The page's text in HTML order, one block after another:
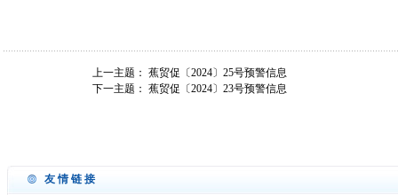
上一主题： 蕉贸促〔2024〕25号预警信息
下一主题： 蕉贸促〔2024〕23号预警信息
友情链接